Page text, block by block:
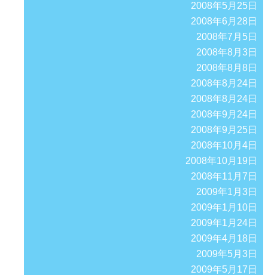
2008年5月25日
2008年6月28日
2008年7月5日
2008年8月3日
2008年8月8日
2008年8月24日
2008年8月24日
2008年9月24日
2008年9月25日
2008年10月4日
2008年10月19日
2008年11月7日
2009年1月3日
2009年1月10日
2009年1月24日
2009年4月18日
2009年5月3日
2009年5月17日